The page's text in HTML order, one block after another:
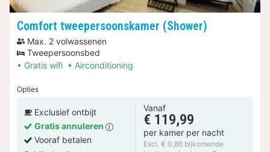
Comfort tweepersoonskamer (Shower)
Max. 2 volwassenen
Tweepersoonsbed
Gratis wifi
Airconditioning
Opties
Exclusief ontbijt
Gratis annuleren
Vooraf betalen
Vanaf
€ 119,99
per kamer per nacht
Excl. € 0,86 bijkomende